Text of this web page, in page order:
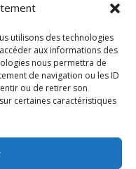
utilisons des technologies
aux informations des
nous permettra de
de navigation ou les ID
ou de retirer son
certaines caractéristiques
●
61